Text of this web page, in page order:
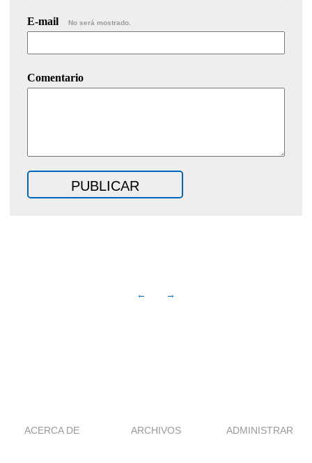
E-mail No será mostrado.
Comentario
← →
ACERCA DE ARCHIVOS ADMINISTRAR